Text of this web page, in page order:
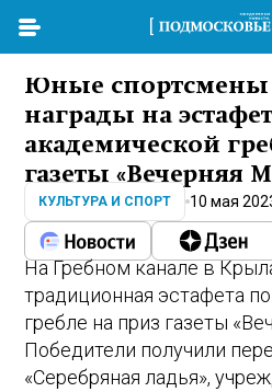
Юные спортсмены
награды на
академической
газеты «Вечерняя
КУЛЬТУРА И СПОРТ 10 мая
На Гребном канале в
традиционная эстафета
гребле на приз газеты
Победители получили
«Серебряная ладья»,